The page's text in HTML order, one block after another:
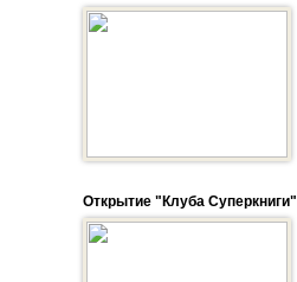
Открытие "Клуба Суперкниги"